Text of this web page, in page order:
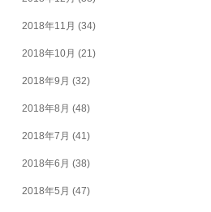
2018年11月 (34)
2018年10月 (21)
2018年9月 (32)
2018年8月 (48)
2018年7月 (41)
2018年6月 (38)
2018年5月 (47)